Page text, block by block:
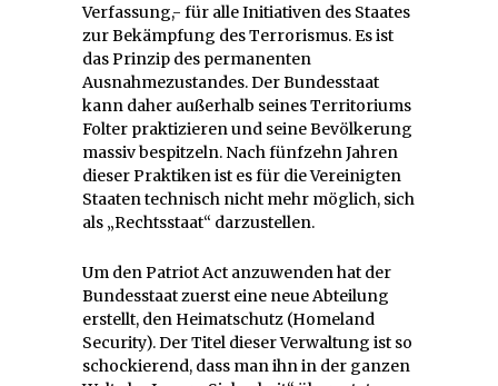
Verfassung,- für alle Initiativen des Staates
zur Bekämpfung des Terrorismus. Es ist
das Prinzip des permanenten
Ausnahmezustandes. Der Bundesstaat
kann daher außerhalb seines Territoriums
Folter praktizieren und seine Bevölkerung
massiv bespitzeln. Nach fünfzehn Jahren
dieser Praktiken ist es für die Vereinigten
Staaten technisch nicht mehr möglich, sich
als „Rechtsstaat“ darzustellen.
Um den Patriot Act anzuwenden hat der
Bundesstaat zuerst eine neue Abteilung
erstellt, den Heimatschutz (Homeland
Security). Der Titel dieser Verwaltung ist so
schockierend, dass man ihn in der ganzen